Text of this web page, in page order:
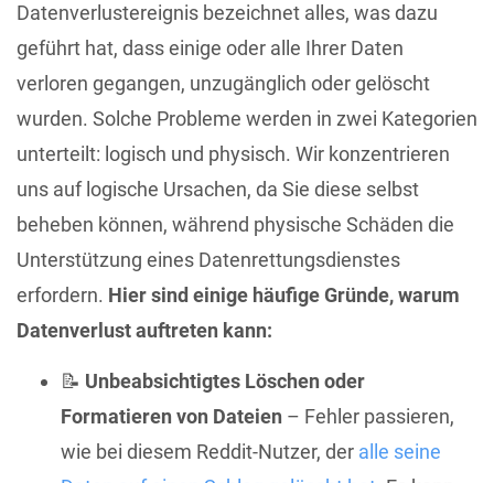
Datenverlustereignis bezeichnet alles, was dazu
geführt hat, dass einige oder alle Ihrer Daten
verloren gegangen, unzugänglich oder gelöscht
wurden. Solche Probleme werden in zwei Kategorien
unterteilt: logisch und physisch. Wir konzentrieren
uns auf logische Ursachen, da Sie diese selbst
beheben können, während physische Schäden die
Unterstützung eines Datenrettungsdienstes
erfordern. Hier sind einige häufige Gründe, warum
Datenverlust auftreten kann:
📝 Unbeabsichtigtes Löschen oder
Formatieren von Dateien – Fehler passieren,
wie bei diesem Reddit-Nutzer, der alle seine